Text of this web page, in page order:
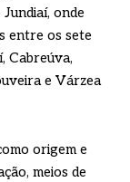
onde
entre os sete
Cabreúva,
e Várzea
origem e
meios de